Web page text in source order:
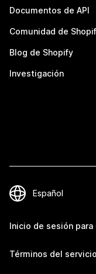
Documentos de API
Comunidad de
Blog de Shopify
Investigación
Inicio de sesión
Términos del servicio